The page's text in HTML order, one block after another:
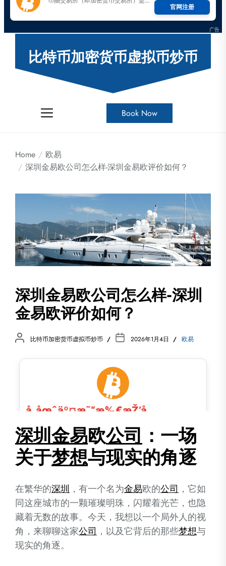
比特币加密货币虚拟币炒币
Book Now
Home
欧易
深圳金易欧公司怎么样-深圳金易欧评价如何？
深圳金易欧公司怎么样-深圳
金易欧评价如何？
比特币加密货币虚拟币炒币 2026年1月4日 欧易
深圳金易欧公司 ：一场
关于梦想与现实的角逐
在繁华的深圳 ，有一个名为金易欧的公司 ，它如
同这座城市的一颗璀璨明珠，闪耀着光芒，也隐
藏着无数的故事。今天，我想以一个局外人的视
角，来聊聊这家公司 ，以及它背后的那些梦想与
现实的角逐。